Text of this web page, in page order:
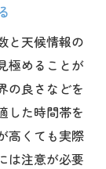
説
分析
情
因を解明
響
と天候情報の
極めることが
の良さなどを
した時間帯を
高くても実際
は注意が必要